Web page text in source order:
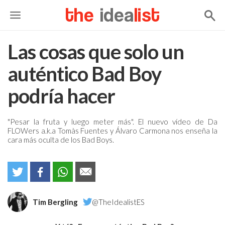
the idea list
Las cosas que solo un
auténtico Bad Boy
podría hacer
"Pesar la fruta y luego meter más". El nuevo vídeo de Da
FLOWers a.k.a Tomàs Fuentes y Álvaro Carmona nos enseña la
cara más oculta de los Bad Boys.
Tim Bergling @TheIdealistES